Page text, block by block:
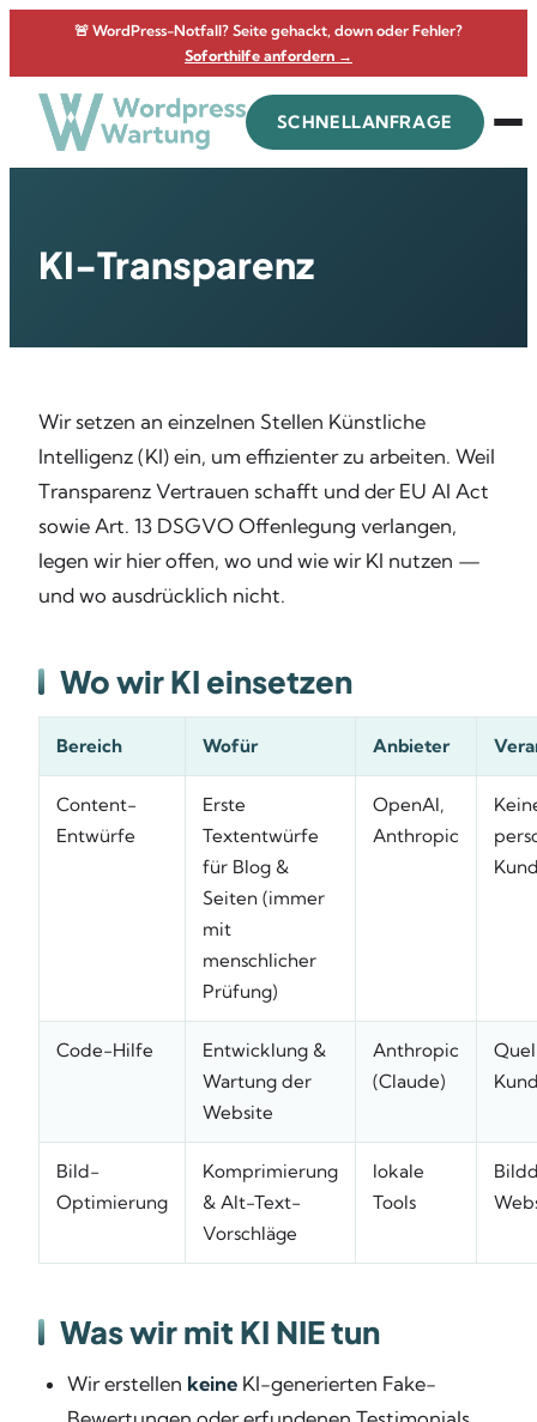
springen
🚨 WordPress-Notfall? Seite gehackt, down oder Fehler?
Soforthilfe anfordern →
SCHNELLANFRAGE
KI-Transparenz
Wir setzen an einzelnen Stellen Künstliche
Intelligenz (KI) ein, um effizienter zu arbeiten. Weil
Transparenz Vertrauen schafft und der EU AI Act
sowie Art. 13 DSGVO Offenlegung verlangen,
legen wir hier offen, wo und wie wir KI nutzen —
und wo ausdrücklich nicht.
Wo wir KI einsetzen
Bereich Wofür Anbieter
Content-
Entwürfe
Erste
Textentwürfe
für Blog &
Seiten (immer
mit
menschlicher
Prüfung)
OpenAI,
Anthropic
Code-Hilfe
Entwicklung &
Wartung der
Website
Anthropic
(Claude)
Bild-
Optimierung
Komprimierung
& Alt-Text-
Vorschläge
lokale
Tools
Was wir mit KI NIE tun
Wir erstellen keine KI-generierten Fake-